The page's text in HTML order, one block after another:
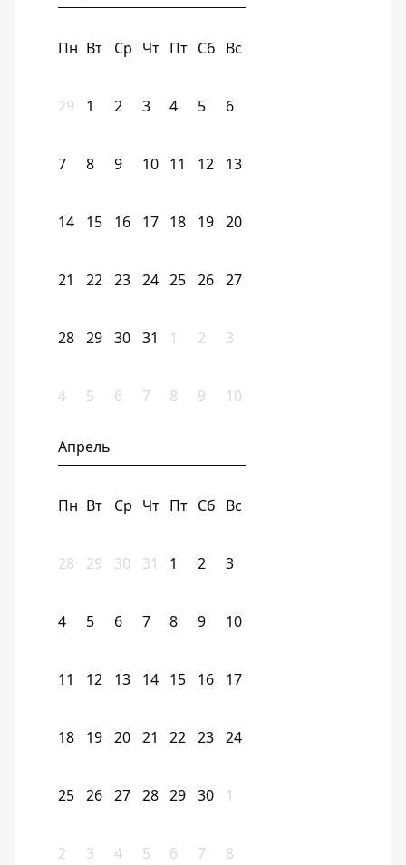
Пн Вт Ср Чт Пт Сб Вс
29 1 2 3 4 5 6
7 8 9 10 11 12 13
14 15 16 17 18 19 20
21 22 23 24 25 26 27
28 29 30 31 1 2 3
4 5 6 7 8 9 10
Апрель
Пн Вт Ср Чт Пт Сб Вс
28 29 30 31 1 2 3
4 5 6 7 8 9 10
11 12 13 14 15 16 17
18 19 20 21 22 23 24
25 26 27 28 29 30 1
2 3 4 5 6 7 8